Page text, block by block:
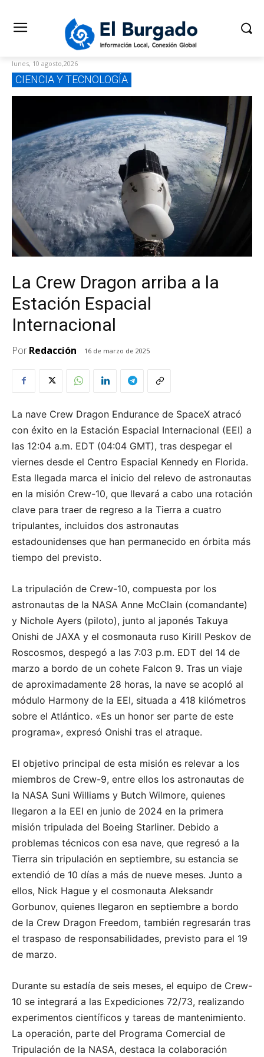
lunes, 10 agosto,2026
CIENCIA Y TECNOLOGÍA
La Crew Dragon arriba a la
Estación Espacial
Internacional
PorRedacción 16 de marzo de 2025
La nave Crew Dragon Endurance de SpaceX atracó
con éxito en la Estación Espacial Internacional (EEI) a
las 12:04 a.m. EDT (04:04 GMT), tras despegar el
viernes desde el Centro Espacial Kennedy en Florida.
Esta llegada marca el inicio del relevo de astronautas
en la misión Crew-10, que llevará a cabo una rotación
clave para traer de regreso a la Tierra a cuatro
tripulantes, incluidos dos astronautas
estadounidenses que han permanecido en órbita más
tiempo del previsto.
La tripulación de Crew-10, compuesta por los
astronautas de la NASA Anne McClain (comandante)
y Nichole Ayers (piloto), junto al japonés Takuya
Onishi de JAXA y el cosmonauta ruso Kirill Peskov de
Roscosmos, despegó a las 7:03 p.m. EDT del 14 de
marzo a bordo de un cohete Falcon 9. Tras un viaje
de aproximadamente 28 horas, la nave se acopló al
módulo Harmony de la EEI, situada a 418 kilómetros
sobre el Atlántico. «Es un honor ser parte de este
programa», expresó Onishi tras el atraque.
El objetivo principal de esta misión es relevar a los
miembros de Crew-9, entre ellos los astronautas de
la NASA Suni Williams y Butch Wilmore, quienes
llegaron a la EEI en junio de 2024 en la primera
misión tripulada del Boeing Starliner. Debido a
problemas técnicos con esa nave, que regresó a la
Tierra sin tripulación en septiembre, su estancia se
extendió de 10 días a más de nueve meses. Junto a
ellos, Nick Hague y el cosmonauta Aleksandr
Gorbunov, quienes llegaron en septiembre a bordo
de la Crew Dragon Freedom, también regresarán tras
el traspaso de responsabilidades, previsto para el 19
de marzo.
Durante su estadía de seis meses, el equipo de Crew-
10 se integrará a las Expediciones 72/73, realizando
experimentos científicos y tareas de mantenimiento.
La operación, parte del Programa Comercial de
Tripulación de la NASA, destaca la colaboración